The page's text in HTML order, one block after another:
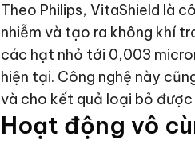
Theo Philips, VitaShield là
nhiễm và tạo ra không khí
các hạt nhỏ tới 0,003
hiện tại. Công nghệ này
và cho kết quả loại bỏ
Hoạt động vô